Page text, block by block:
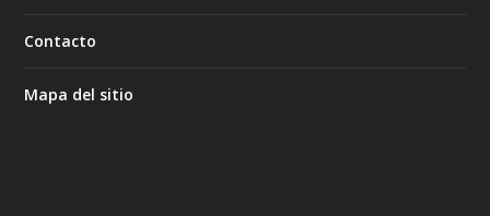
Contacto
Mapa del sitio